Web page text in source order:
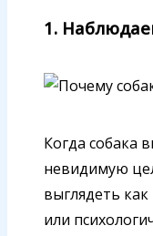
1.
Когда собака
невидимую
выглядеть
или